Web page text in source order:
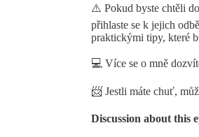
⚠️ Pokud byste chtěli
přihlaste se k jejich
praktickými tipy, které
💻 Více se o mně
📨 Jestli máte chuť,
Discussion about this